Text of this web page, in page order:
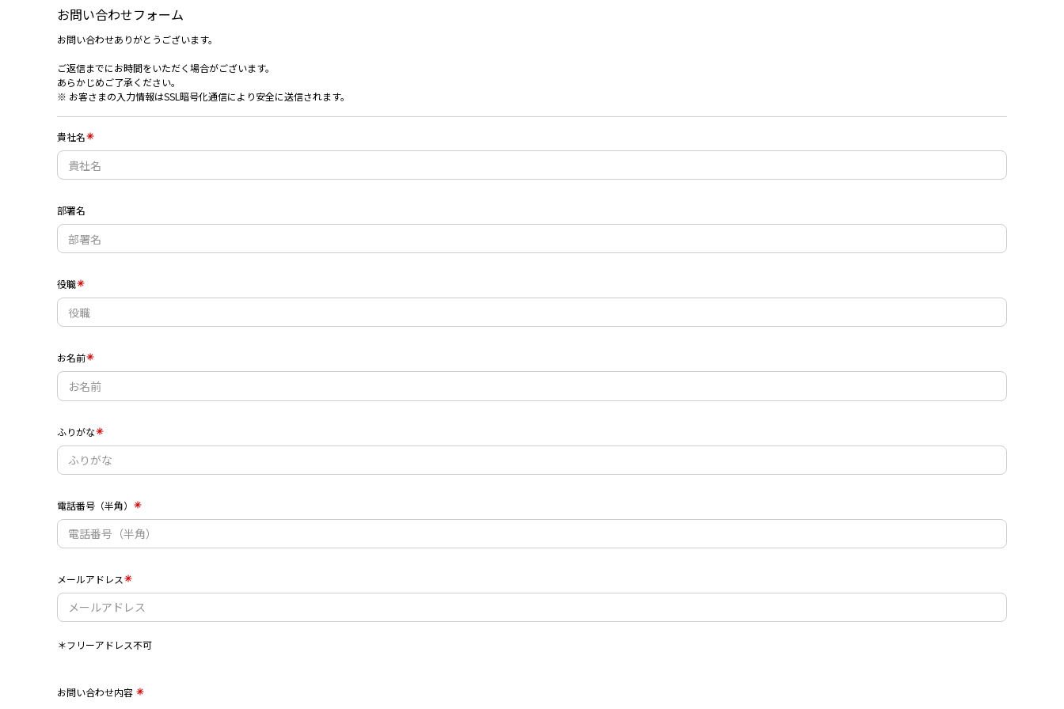
お問い合わせフォーム
お問い合わせありがとうございます。
ご返信までにお時間をいただく場合がございます。
あらかじめご了承ください。
※ お客さまの入力情報はSSL暗号化通信により安全に送信されます。
貴社名
部署名
役職
お名前
ふりがな
電話番号（半角）
メールアドレス
＊フリーアドレス不可
お問い合わせ内容